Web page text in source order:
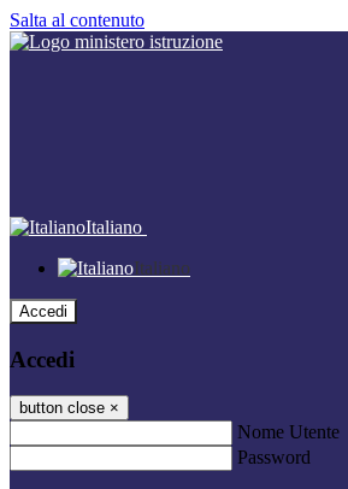
Salta al contenuto
Italiano
Italiano
Accedi
Accedi
button close ×
Nome Utente
Password